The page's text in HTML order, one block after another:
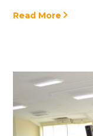
Read More